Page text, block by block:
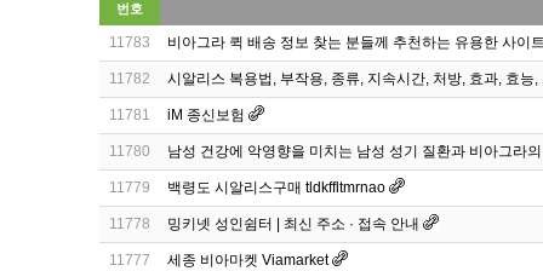
번호
11783 비아그라 퀵 배송 정보 찾는 분들께 추천하는 유용한 사이
11782 시알리스 복용법, 부작용, 종류, 지속시간, 처방, 효과, 효능
11781 iM 종신보험
11780 남성 건강에 악영향을 미치는 남성 성기 질환과 비아그라
11779 백령도 시알리스구매 tldkffltmrnao
11778 밍키넷 성인쉼터 | 최신 주소 · 접속 안내
11777 세종 비아마켓 Viamarket